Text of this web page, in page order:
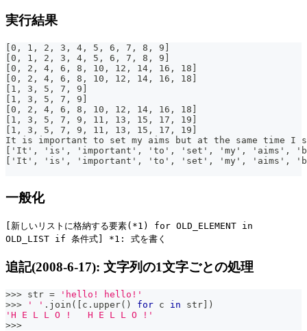
実行結果
[0, 1, 2, 3, 4, 5, 6, 7, 8, 9]
[0, 1, 2, 3, 4, 5, 6, 7, 8, 9]
[0, 2, 4, 6, 8, 10, 12, 14, 16, 18]
[0, 2, 4, 6, 8, 10, 12, 14, 16, 18]
[1, 3, 5, 7, 9]
[1, 3, 5, 7, 9]
[0, 2, 4, 6, 8, 10, 12, 14, 16, 18]
[1, 3, 5, 7, 9, 11, 13, 15, 17, 19]
[1, 3, 5, 7, 9, 11, 13, 15, 17, 19]
It is important to set my aims but at the same time I
['It', 'is', 'important', 'to', 'set', 'my', 'aims',
['It', 'is', 'important', 'to', 'set', 'my', 'aims',
一般化
[新しいリストに格納する要素(*1) for OLD_ELEMENT in
OLD_LIST if 条件式] *1: 式を書く
追記(2008-6-17): 文字列の1文字ごとの処理
>>> str =
'hello! hello!'
>>> ' ' . join ( c . upper( ) for c in str
)
'H E L L O !   H E L L O !'
>>>